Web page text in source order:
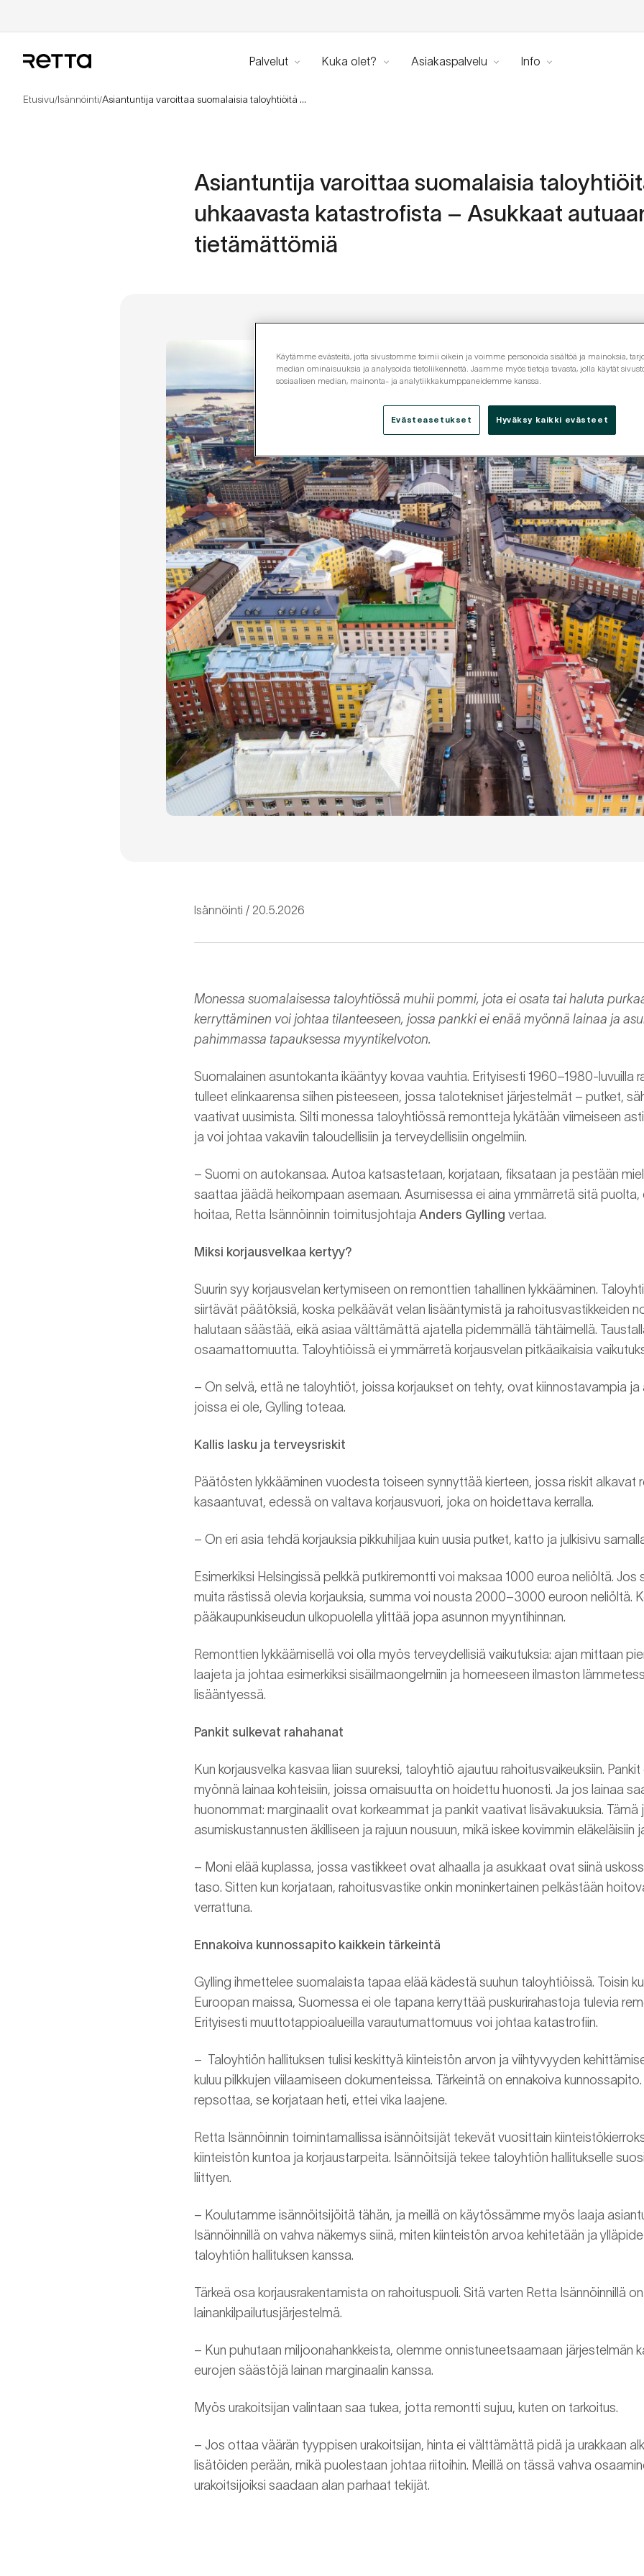
Palvelut Kuka olet? Asiakaspalvelu Info
Etusivu/Isännöinti/ Asiantuntija varoittaa suomalaisia taloyhtiöitä uhkaavasta katastrofista – Asukkaat autuaan tietämättömiä
Asiantuntija varoittaa suomalaisia
uhkaavasta katastrofista – Asukkaat
tietämättömiä
Isännöinti 20.5.2026
Monessa suomalaisessa taloyhtiössä muhii pommi, jota ei osata tai haluta
kerryttäminen voi johtaa tilanteeseen, jossa pankki ei enää myönnä lainaa ja
pahimmassa tapauksessa myyntikelvoton.
Suomalainen asuntokanta ikääntyy kovaa vauhtia. Erityisesti 1960–1980-luvuilla
tulleet elinkaarensa siihen pisteeseen, jossa talotekniset järjestelmät – putket,
vaativat uusimista. Silti monessa taloyhtiössä remontteja lykätään viimeiseen
ja voi johtaa vakaviin taloudellisiin ja terveydellisiin ongelmiin.
– Suomi on autokansaa. Autoa katsastetaan, korjataan, fiksataan ja pestään
saattaa jäädä heikompaan asemaan. Asumisessa ei aina ymmärretä sitä
hoitaa, Retta Isännöinnin toimitusjohtaja Anders Gylling vertaa.
Miksi korjausvelkaa kertyy?
Suurin syy korjausvelan kertymiseen on remonttien tahallinen lykkääminen.
siirtävät päätöksiä, koska pelkäävät velan lisääntymistä ja rahoitusvastikkeiden
halutaan säästää, eikä asiaa välttämättä ajatella pidemmällä tähtäimellä.
osaamattomuutta. Taloyhtiöissä ei ymmärretä korjausvelan pitkäaikaisia
– On selvä, että ne taloyhtiöt, joissa korjaukset on tehty, ovat kiinnostavampia ja
joissa ei ole, Gylling toteaa.
Kallis lasku ja terveysriskit
Päätösten lykkääminen vuodesta toiseen synnyttää kierteen, jossa riskit alkavat
kasaantuvat, edessä on valtava korjausvuori, joka on hoidettava kerralla.
– On eri asia tehdä korjauksia pikkuhiljaa kuin uusia putket, katto ja julkisivu
Esimerkiksi Helsingissä pelkkä putkiremontti voi maksaa 1000 euroa neliöltä. Jos
muita rästissä olevia korjauksia, summa voi nousta 2000–3000 euroon neliöltä.
pääkaupunkiseudun ulkopuolella ylittää jopa asunnon myyntihinnan.
Remonttien lykkäämisellä voi olla myös terveydellisiä vaikutuksia: ajan mittaan
laajeta ja johtaa esimerkiksi sisäilmaongelmiin ja homeeseen ilmaston
lisääntyessä.
Pankit sulkevat rahahanat
Kun korjausvelka kasvaa liian suureksi, taloyhtiö ajautuu rahoitusvaikeuksiin.
myönnä lainaa kohteisiin, joissa omaisuutta on hoidettu huonosti. Ja jos lainaa
huonommat: marginaalit ovat korkeammat ja pankit vaativat lisävakuuksia. Tämä
asumiskustannusten äkilliseen ja rajuun nousuun, mikä iskee kovimmin eläkeläisiin
– Moni elää kuplassa, jossa vastikkeet ovat alhaalla ja asukkaat ovat siinä
taso. Sitten kun korjataan, rahoitusvastike onkin moninkertainen pelkästään
verrattuna.
Ennakoiva kunnossapito kaikkein tärkeintä
Gylling ihmettelee suomalaista tapaa elää kädestä suuhun taloyhtiöissä. Toisin
Euroopan maissa, Suomessa ei ole tapana kerryttää puskurirahastoja tulevia
Erityisesti muuttotappioalueilla varautumattomuus voi johtaa katastrofiin.
– Taloyhtiön hallituksen tulisi keskittyä kiinteistön arvon ja viihtyvyyden
kuluu pilkkujen viilaamiseen dokumenteissa. Tärkeintä on ennakoiva
repsottaa, se korjataan heti, ettei vika laajene.
Retta Isännöinnin toimintamallissa isännöitsijät tekevät vuosittain
kiinteistön kuntoa ja korjaustarpeita. Isännöitsijä tekee taloyhtiön hallitukselle
liittyen.
– Koulutamme isännöitsijöitä tähän, ja meillä on käytössämme myös laaja
Isännöinnillä on vahva näkemys siinä, miten kiinteistön arvoa kehitetään ja
taloyhtiön hallituksen kanssa.
Tärkeä osa korjausrakentamista on rahoituspuoli. Sitä varten Retta Isännöinnillä on
lainankilpailutusjärjestelmä.
– Kun puhutaan miljoonahankkeista, olemme onnistuneetsaamaan järjestelmän
eurojen säästöjä lainan marginaalin kanssa.
Myös urakoitsijan valintaan saa tukea, jotta remontti sujuu, kuten on tarkoitus.
– Jos ottaa väärän tyyppisen urakoitsijan, hinta ei välttämättä pidä ja urakkaan
lisätöiden perään, mikä puolestaan johtaa riitoihin. Meillä on tässä vahva
urakoitsijoiksi saadaan alan parhaat tekijät.
Käytämme evästeitä, jotta sivustomme toimii oikein ja voimme personoida sisältöä ja mainoksia,
median ominaisuuksia ja analysoida tietoliikennettä. Jaamme myös tietoja tavasta, jolla käytät
sosiaalisen median, mainonta- ja analytiikkakumppaneidemme kanssa.
Evästeasetukset Hyväksy kaikki evästeet